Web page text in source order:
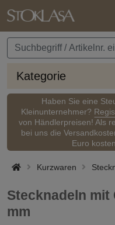
Kategorie
Haben Sie eine
Kleinunternehmer?
von Händlerpreisen! Als
bei uns die
Euro
Kurzwaren
Stecknadeln mit
mm